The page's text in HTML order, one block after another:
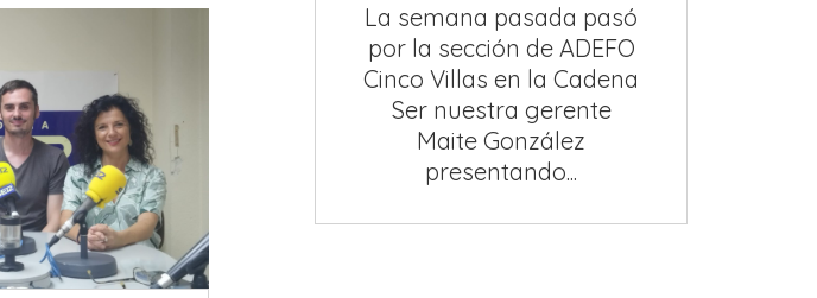
La semana pasada pasó
por la sección de ADEFO
Cinco Villas en la Cadena
Ser nuestra gerente
Maite González
presentando...